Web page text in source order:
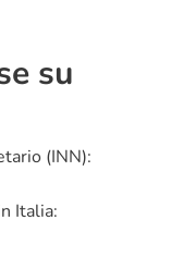
su
(INN):
Italia: